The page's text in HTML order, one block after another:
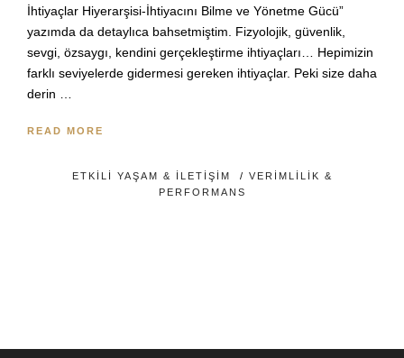
İhtiyaçlar Hiyerarşisi-İhtiyacını Bilme ve Yönetme Gücü”
yazımda da detaylıca bahsetmiştim. Fizyolojik, güvenlik,
sevgi, özsaygı, kendini gerçekleştirme ihtiyaçları… Hepimizin
farklı seviyelerde gidermesi gereken ihtiyaçlar. Peki size daha
derin …
READ MORE
ETKILI YAŞAM & İLETIŞIM / VERIMLILIK &
PERFORMANS